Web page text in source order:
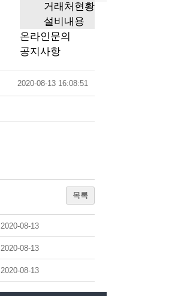
거래처현황
설비내용
온라인문의
공지사항
2020-08-13 16:08:51
목록
2020-08-13
2020-08-13
2020-08-13